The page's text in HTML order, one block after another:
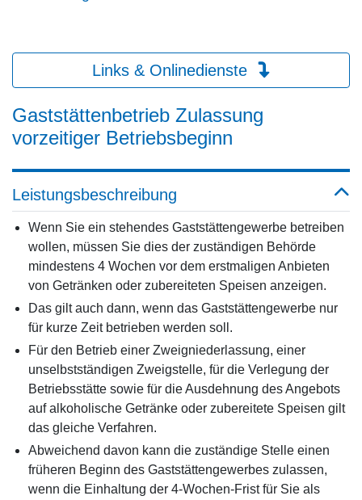
Links & Onlinedienste
Gaststättenbetrieb Zulassung
vorzeitiger Betriebsbeginn
Leistungsbeschreibung
Wenn Sie ein stehendes Gaststättengewerbe betreiben
wollen, müssen Sie dies der zuständigen Behörde
mindestens 4 Wochen vor dem erstmaligen Anbieten
von Getränken oder zubereiteten Speisen anzeigen.
Das gilt auch dann, wenn das Gaststättengewerbe nur
für kurze Zeit betrieben werden soll.
Für den Betrieb einer Zweigniederlassung, einer
unselbstständigen Zweigstelle, für die Verlegung der
Betriebsstätte sowie für die Ausdehnung des Angebots
auf alkoholische Getränke oder zubereitete Speisen gilt
das gleiche Verfahren.
Abweichend davon kann die zuständige Stelle einen
früheren Beginn des Gaststättengewerbes zulassen,
wenn die Einhaltung der 4-Wochen-Frist für Sie als